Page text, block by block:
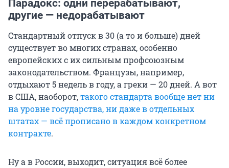
Парадокс: одни перерабатывают,
другие — недорабатывают
Стандартный отпуск в 30 (а то и больше) дней
существует во многих странах, особенно
европейских с их сильным профсоюзным
законодательством. Французы, например,
отдыхают 5 недель в году, а греки — 20 дней. А вот
в США, наоборот,такого стандарта вообще нет ни
на уровне государства, ни даже в отдельных
штатах — всё прописано в каждом конкретном
контракте.
Ну а в России, выходит, ситуация всё более